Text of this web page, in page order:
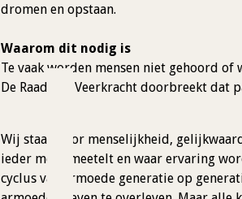
dromen en opstaan.
Waarom dit nodig is
Te vaak worden mensen niet gehoord
De Raad van Veerkracht doorbreekt dat
Wij staan ​​voor menselijkheid,
ieder mens meetelt en waar ervaring
cyclus van armoede generatie op